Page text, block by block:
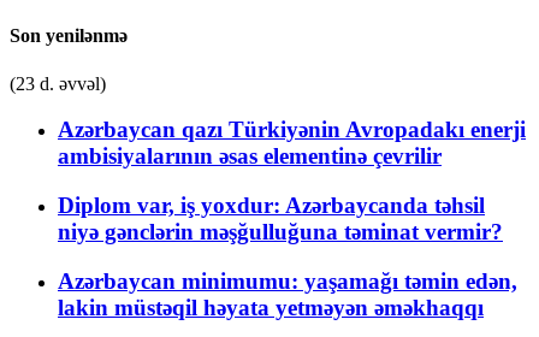
Son yenilənmə
(23 d. əvvəl)
Azərbaycan qazı Türkiyənin Avropadakı enerji
ambisiyalarının əsas elementinə çevrilir
Diplom var, iş yoxdur: Azərbaycanda təhsil
niyə gənclərin məşğulluğuna təminat vermir?
Azərbaycan minimumu: yaşamağı təmin edən,
lakin müstəqil həyata yetməyən əməkhaqqı